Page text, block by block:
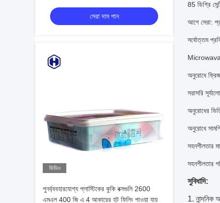
সেরা দাম পান
ভিডিও
পুনর্ব্যবহারযোগ্য প্লাস্টিকের কুকি বক্সগুলি 2600
এমএল 400 জি এ 4 আকারের হট ফিলিং পাওয়া যায়
85 ডিগ্রি
আগে সেরা:
সর্বোত্তম
অনুরোধে
সরাসরি
অনুরোধের
অনুরোধে
সহনশীলতার
সহনশীলতার
সুবিধাদি:
1. নান্দনিক